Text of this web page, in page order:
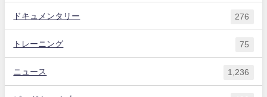
ドキュメンタリー 276
トレーニング 75
ニュース 1,236